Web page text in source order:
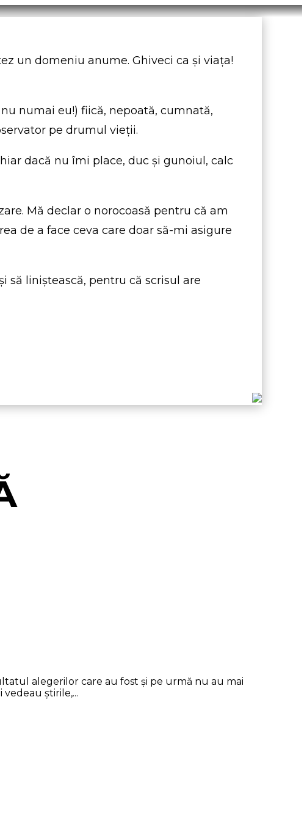
un domeniu anume. Ghiveci ca şi viaţa!
numai eu!) fiică, nepoată, cumnată,
pe drumul vieții.
dacă nu îmi place, duc şi gunoiul, calc
Mă declar o norocoasă pentru că am
de a face ceva care doar să-mi asigure
să liniştească, pentru că scrisul are
alegerilor care au fost şi pe urmă nu au mai
ştirile,...